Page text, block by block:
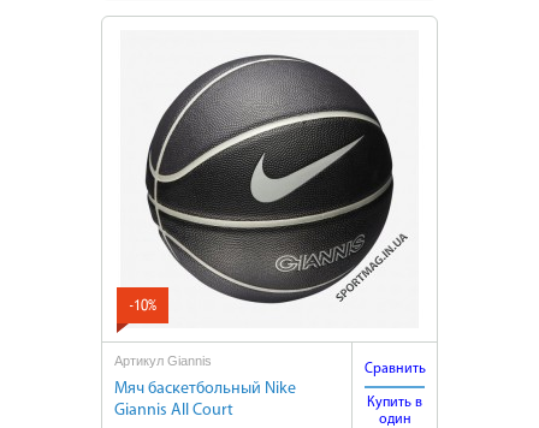
-10%
Артикул Giannis
Мяч баскетбольный Nike
Giannis All Court
Сравнить
Купить в
один